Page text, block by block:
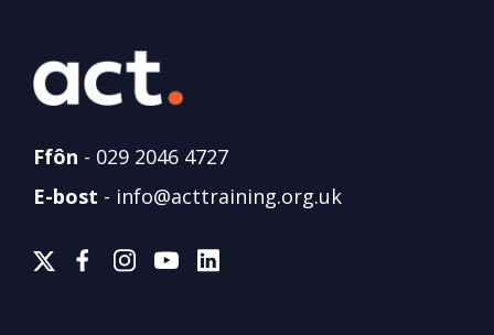
Ffôn - 029 2046 4727
E-bost - info@acttraining.org.uk